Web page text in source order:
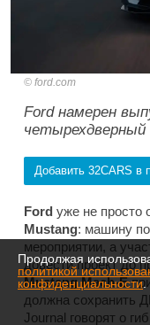
ford.com
Ford намерен
четырехдверный
Добавить 32CARS в
Ford уже не просто
Mustang: машину
мероприятии, а
довести проект до
Mustang Mach-E
должна сохранить
Journal говорят о
Продолжая
политикой
конфиденциальности.